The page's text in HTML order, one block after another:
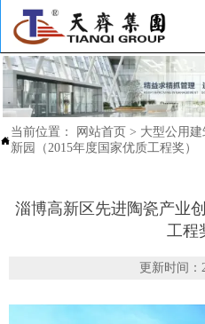

当前位置： 网站首页 > 大型公用建
新园（2015年度国家优质工程奖）
淄博高新区先进陶瓷产业
工程
更新时间：